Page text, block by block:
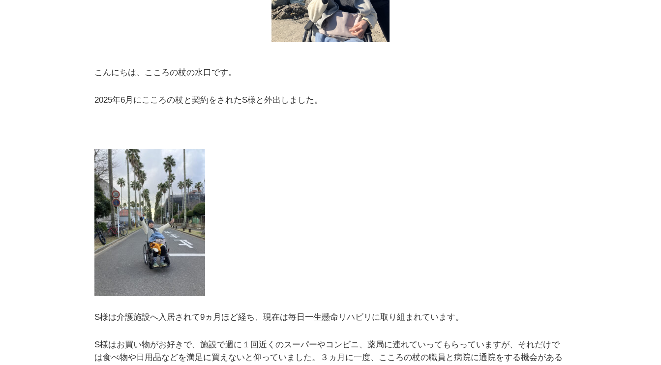
こんにちは、こころの杖の水口です。
2025年6月にこころの杖と契約をされたS様と外出しました。
S様は介護施設へ入居されて9ヵ月ほど経ち、現在は毎日一生懸命リハビリに取り組まれています。
S様はお買い物がお好きで、施設で週に１回近くのスーパーやコンビニ、薬局に連れていってもらっていますが、それだけで
は食べ物や日用品などを満足に買えないと仰っていました。３ヵ月に一度、こころの杖の職員と病院に通院をする機会がある